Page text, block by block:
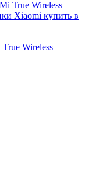
Wireless